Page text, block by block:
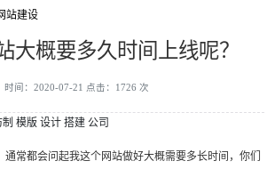
站建设
大概要多久时间上线呢？
时间：2020-07-21 点击：1726 次
模版 设计 搭建 公司
常都会问起我这个网站做好大概需要多长时间，你们